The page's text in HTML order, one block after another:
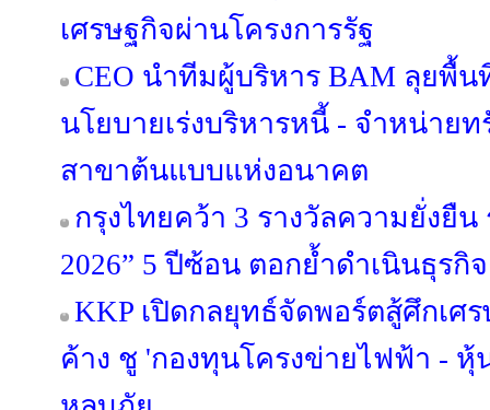
เศรษฐกิจผ่านโครงการรัฐ
CEO นำทีมผู้บริหาร BAM ลุยพื้
นโยบายเร่งบริหารหนี้ - จำหน่าย
สาขาต้นแบบแห่งอนาคต
กรุงไทยคว้า 3 รางวัลความยั่งยืน
2026” 5 ปีซ้อน ตอกย้ำดำเนินธุรกิ
KKP เปิดกลยุทธ์จัดพอร์ตสู้ศึกเศ
ค้าง ชู 'กองทุนโครงข่ายไฟฟ้า - หุ้